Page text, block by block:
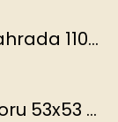
Hedvábný šátek Japonská zahrada 110x110 cm v dárkovém balení, HEDVÁBNÝ SVĚT
Hedvábný šátek Květy hrachoru 53x53 cm v dárkovém balení, HEDVÁBNÝ SVĚT